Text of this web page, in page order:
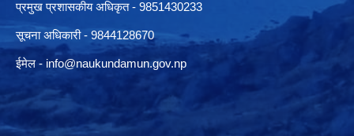
प्रमुख प्रशासकीय अधिकृत - 9851430233
सूचना अधिकारी - 9844128670
ईमेल - info@naukundamun.gov.np